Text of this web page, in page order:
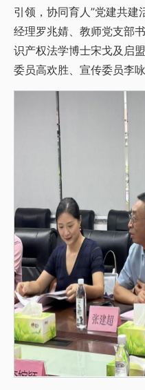
引领，协同育人”党建共
经理罗兆婧、教师党支部
识产权法学博士宋戈及启
委员高欢胜、宣传委员李